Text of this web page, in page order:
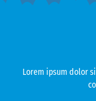
Lorem ipsum dolor